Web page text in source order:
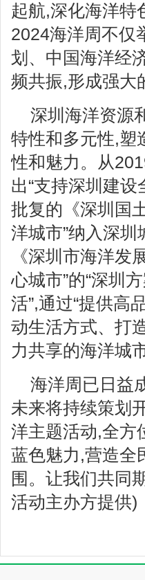
起航,深化海洋特
2024海洋周不仅
划、中国海洋经
频共振,形成强大
深圳海洋资源
特性和多元性,塑
性和魅力。从
出“支持深圳建
批复的《深圳国
洋城市”纳入深
《深圳市海洋发
心城市”的“深圳
活”,通过“提供高
动生活方式、打
力共享的海洋城市
海洋周已日益
未来将持续策划
洋主题活动,全方
蓝色魅力,营造全
围。让我们共同
活动主办方提供)